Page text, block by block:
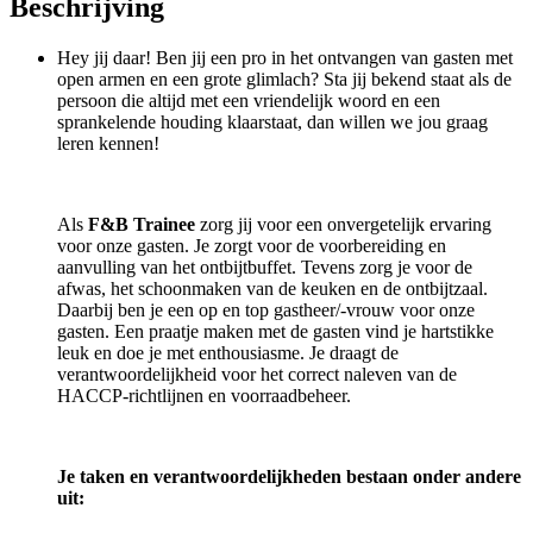
Beschrijving
Hey jij daar! Ben jij een pro in het ontvangen van gasten met
open armen en een grote glimlach? Sta jij bekend staat als de
persoon die altijd met een vriendelijk woord en een
sprankelende houding klaarstaat, dan willen we jou graag
leren kennen!
Als F&B Trainee zorg jij voor een onvergetelijk ervaring
voor onze gasten. Je zorgt voor de voorbereiding en
aanvulling van het ontbijtbuffet. Tevens zorg je voor de
afwas, het schoonmaken van de keuken en de ontbijtzaal.
Daarbij ben je een op en top gastheer/-vrouw voor onze
gasten. Een praatje maken met de gasten vind je hartstikke
leuk en doe je met enthousiasme. Je draagt de
verantwoordelijkheid voor het correct naleven van de
HACCP-richtlijnen en voorraadbeheer.
Je taken en verantwoordelijkheden bestaan onder andere
uit: